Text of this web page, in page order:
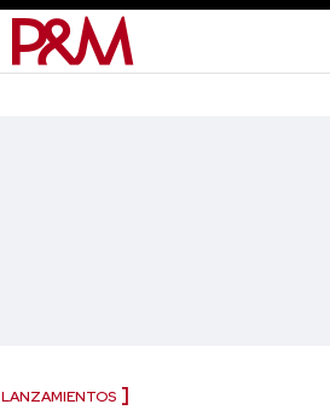
LANZAMIENTOS